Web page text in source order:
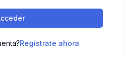
Regístrate ahora